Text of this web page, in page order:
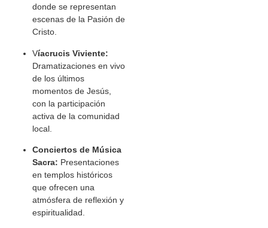
donde se representan
escenas de la Pasión de
Cristo.
Víacrucis Viviente:
Dramatizaciones en vivo
de los últimos
momentos de Jesús,
con la participación
activa de la comunidad
local.
Conciertos de Música
Sacra: Presentaciones
en templos históricos
que ofrecen una
atmósfera de reflexión y
espiritualidad.